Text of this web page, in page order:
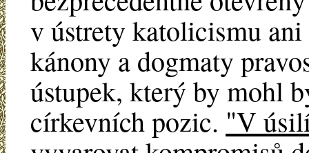
v ústrety katolicismu
kánony a dogmaty
ústupek, který by mohl
církevních pozic. "V